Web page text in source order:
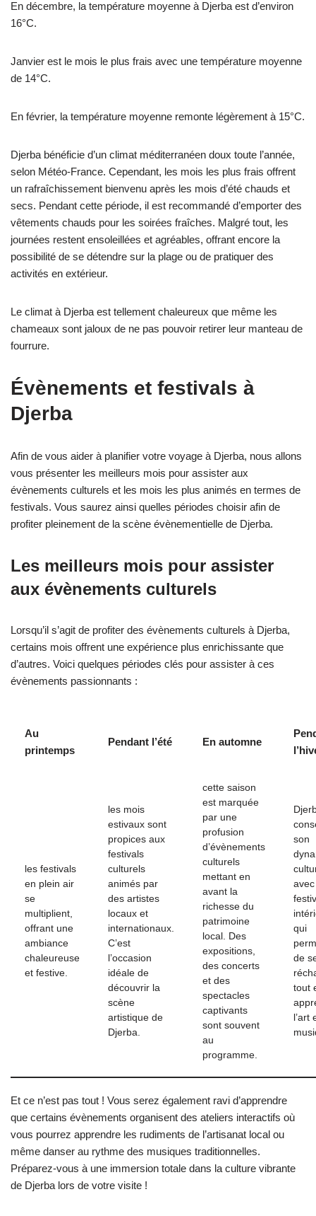
En décembre, la température moyenne à Djerba est d’environ
16°C.
Janvier est le mois le plus frais avec une température moyenne
de 14°C.
En février, la température moyenne remonte légèrement à 15°C.
Djerba bénéficie d’un climat méditerranéen doux toute l’année,
selon Météo-France. Cependant, les mois les plus frais offrent
un rafraîchissement bienvenu après les mois d’été chauds et
secs. Pendant cette période, il est recommandé d’emporter des
vêtements chauds pour les soirées fraîches. Malgré tout, les
journées restent ensoleillées et agréables, offrant encore la
possibilité de se détendre sur la plage ou de pratiquer des
activités en extérieur.
Le climat à Djerba est tellement chaleureux que même les
chameaux sont jaloux de ne pas pouvoir retirer leur manteau de
fourrure.
Évènements et festivals à
Djerba
Afin de vous aider à planifier votre voyage à Djerba, nous allons
vous présenter les meilleurs mois pour assister aux
évènements culturels et les mois les plus animés en termes de
festivals. Vous saurez ainsi quelles périodes choisir afin de
profiter pleinement de la scène évènementielle de Djerba.
Les meilleurs mois pour assister
aux évènements culturels
Lorsqu’il s’agit de profiter des évènements culturels à Djerba,
certains mois offrent une expérience plus enrichissante que
d’autres. Voici quelques périodes clés pour assister à ces
évènements passionnants :
Au
printemps
Pendant l’été En automne
les festivals
en plein air
se
multiplient,
offrant une
ambiance
chaleureuse
et festive.
les mois
estivaux sont
propices aux
festivals
culturels
animés par
des artistes
locaux et
internationaux.
C’est
l’occasion
idéale de
découvrir la
scène
artistique de
Djerba.
cette saison
est marquée
par une
profusion
d’évènements
culturels
mettant en
avant la
richesse du
patrimoine
local. Des
expositions,
des concerts
et des
spectacles
captivants
sont souvent
au
programme.
son
qui
de
tout
l’art
Et ce n’est pas tout ! Vous serez également ravi d’apprendre
que certains évènements organisent des ateliers interactifs où
vous pourrez apprendre les rudiments de l’artisanat local ou
même danser au rythme des musiques traditionnelles.
Préparez-vous à une immersion totale dans la culture vibrante
de Djerba lors de votre visite !